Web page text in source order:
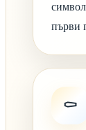
първи
⚰️